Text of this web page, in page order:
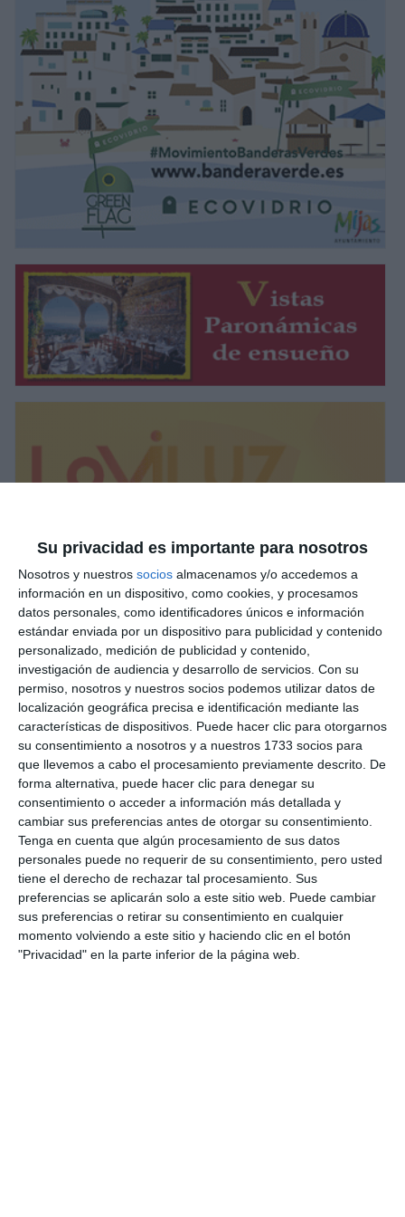
Su privacidad es importante para nosotros
Nosotros y nuestros socios almacenamos y/o accedemos a
información en un dispositivo, como cookies, y procesamos
datos personales, como identificadores únicos e información
estándar enviada por un dispositivo para publicidad y contenido
personalizado, medición de publicidad y contenido,
investigación de audiencia y desarrollo de servicios. Con su
permiso, nosotros y nuestros socios podemos utilizar datos de
localización geográfica precisa e identificación mediante las
características de dispositivos. Puede hacer clic para otorgarnos
su consentimiento a nosotros y a nuestros 1733 socios para
que llevemos a cabo el procesamiento previamente descrito. De
forma alternativa, puede hacer clic para denegar su
consentimiento o acceder a información más detallada y
cambiar sus preferencias antes de otorgar su consentimiento.
Tenga en cuenta que algún procesamiento de sus datos
personales puede no requerir de su consentimiento, pero usted
tiene el derecho de rechazar tal procesamiento. Sus
preferencias se aplicarán solo a este sitio web. Puede cambiar
sus preferencias o retirar su consentimiento en cualquier
momento volviendo a este sitio y haciendo clic en el botón
"Privacidad" en la parte inferior de la página web.